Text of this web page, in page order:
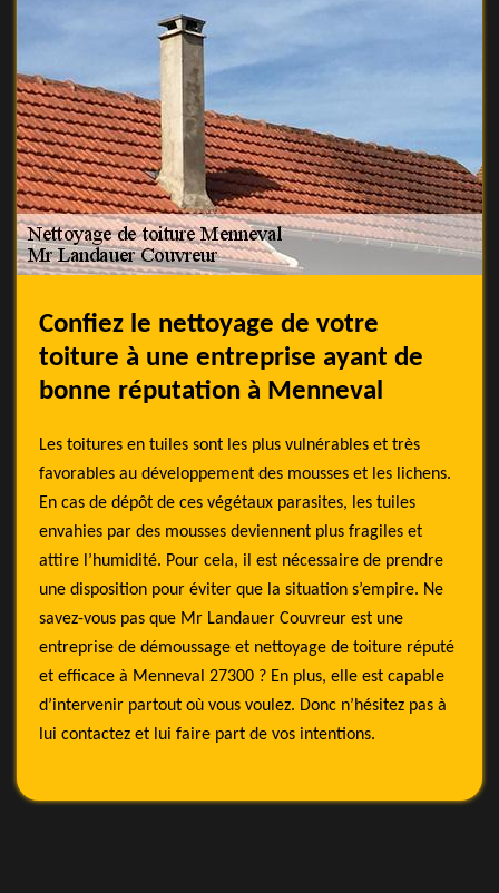
Confiez le nettoyage de votre
toiture à une entreprise ayant de
bonne réputation à Menneval
Les toitures en tuiles sont les plus vulnérables et très
favorables au développement des mousses et les lichens.
En cas de dépôt de ces végétaux parasites, les tuiles
envahies par des mousses deviennent plus fragiles et
attire l’humidité. Pour cela, il est nécessaire de prendre
une disposition pour éviter que la situation s’empire. Ne
savez-vous pas que Mr Landauer Couvreur est une
entreprise de démoussage et nettoyage de toiture réputé
et efficace à Menneval 27300 ? En plus, elle est capable
d’intervenir partout où vous voulez. Donc n’hésitez pas à
lui contactez et lui faire part de vos intentions.